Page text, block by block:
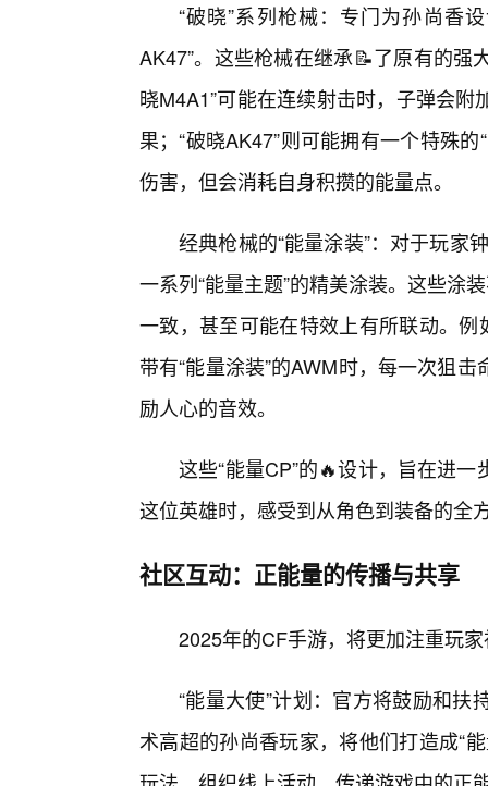
“破晓”系列枪械：专门为孙尚香
AK47”。这些枪械在继承📝了原有的强
晓M4A1”可能在连续射击时，子弹会
果；“破晓AK47”则可能拥有一个特殊
伤害，但会消耗自身积攒的能量点。
经典枪械的“能量涂装”：对于玩家
一系列“能量主题”的精美涂装。这些涂
一致，甚至可能在特效上有所联动。
带有“能量涂装”的AWM时，每一次狙
励人心的音效。
这些“能量CP”的🔥设计，旨在进
这位英雄时，感受到从角色到装备的全
社区互动：正能量的传播与共享
2025年的CF手游，将更加注重玩
“能量大使”计划：官方将鼓励和
术高超的孙尚香玩家，将他们打造成“